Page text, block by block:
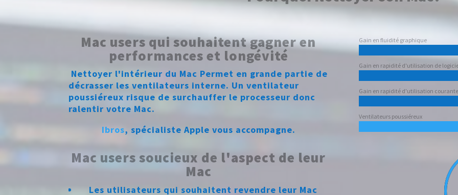
Mac users qui souhaitent gagner en
performances et longévité
Nettoyer l'intérieur du Mac Permet en grande partie de
décrasser les ventilateurs interne. Un ventilateur
poussiéreux risque de surchauffer le processeur donc
ralentir votre Mac.
Ibros, spécialiste Apple vous accompagne.
Mac users soucieux de l'aspect de leur
Mac
Les utilisateurs qui souhaitent revendre leur Mac
Gain en fluidité graphique
Gain en rapidité d'utilisation de
Gain en rapidité d'utilisation courante
Ventilateurs poussiéreux